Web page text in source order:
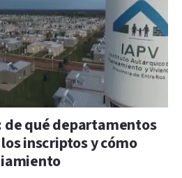
de qué departamentos
inscriptos y cómo